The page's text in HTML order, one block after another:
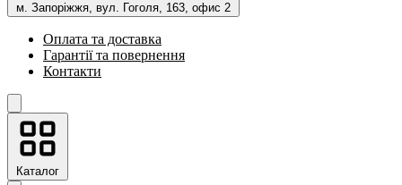
м. Запоріжжя, вул. Гоголя, 163, офис 2
Оплата та доставка
Гарантії та повернення
Контакти
Каталог